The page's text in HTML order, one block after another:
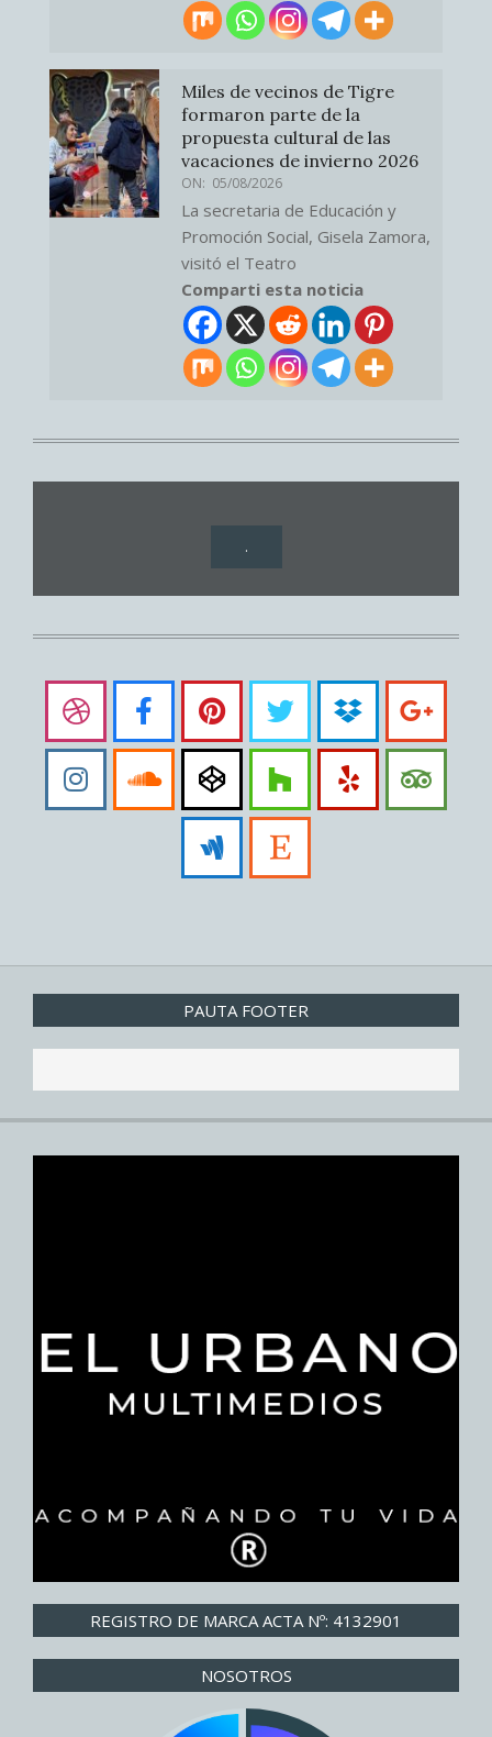
Miles de vecinos de Tigre
formaron parte de la
propuesta cultural de las
vacaciones de invierno 2026
ON: 05/08/2026
La secretaria de Educación y
Promoción Social, Gisela Zamora,
visitó el Teatro
Comparti esta noticia
.
PAUTA FOOTER
REGISTRO DE MARCA ACTA Nº: 4132901
NOSOTROS